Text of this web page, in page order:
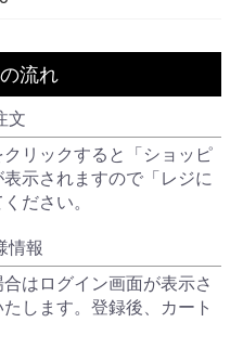
流れ
文
クリックすると「ショッピ
示されますので「レジに
ださい。
情報
はログイン画面が表示さ
します。登録後、カート